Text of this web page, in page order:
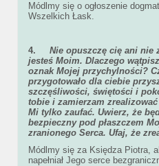
Módlmy się o ogłoszenie
Wszelkich Łask.
4. Nie opuszczę cię ani nie
jesteś Moim. Dlaczego
oznak Mojej przychylności?
przygotowało dla ciebie
szczęśliwości, świętości i
tobie i zamierzam
Mi tylko zaufać. Uwierz, że
bezpieczny pod płaszczem
zranionego Serca. Ufaj, że
Módlmy się za Księdza Piotra,
napełniał Jego serce